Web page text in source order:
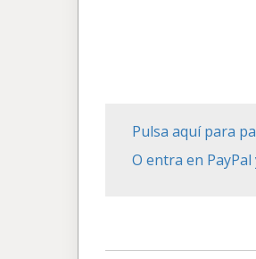
Pulsa aquí para
O entra en